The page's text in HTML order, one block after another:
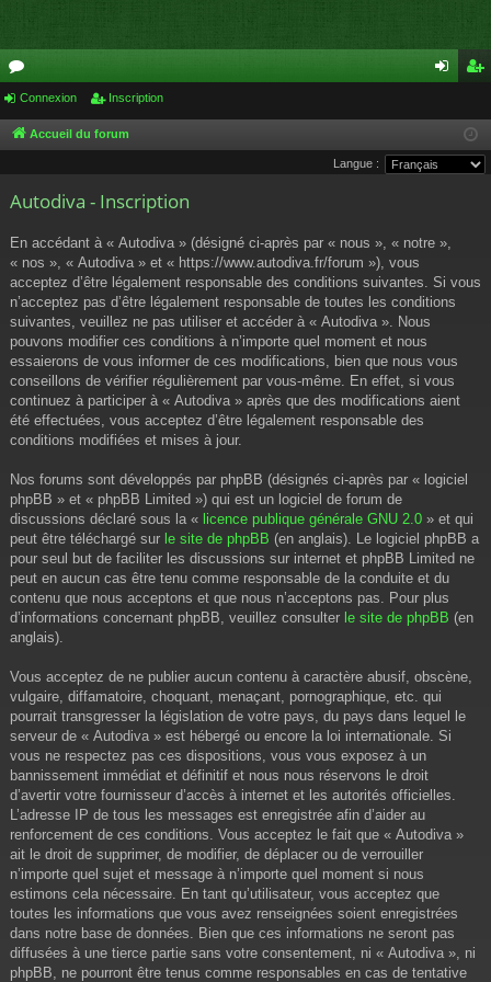
or
u
s
cri
pti
Connexion Inscription
Accueil du forum
Langue :
Autodiva - Inscription
En accédant à « Autodiva » (désigné ci-après par « nous », « notre »,
« nos », « Autodiva » et « https://www.autodiva.fr/forum »), vous
acceptez d’être légalement responsable des conditions suivantes. Si vous
n’acceptez pas d’être légalement responsable de toutes les conditions
suivantes, veuillez ne pas utiliser et accéder à « Autodiva ». Nous
pouvons modifier ces conditions à n’importe quel moment et nous
essaierons de vous informer de ces modifications, bien que nous vous
conseillons de vérifier régulièrement par vous-même. En effet, si vous
continuez à participer à « Autodiva » après que des modifications aient
été effectuées, vous acceptez d’être légalement responsable des
conditions modifiées et mises à jour.
Nos forums sont développés par phpBB (désignés ci-après par « logiciel
phpBB » et « phpBB Limited ») qui est un logiciel de forum de
discussions déclaré sous la « licence publique générale GNU 2.0 » et qui
peut être téléchargé sur le site de phpBB (en anglais). Le logiciel phpBB a
pour seul but de faciliter les discussions sur internet et phpBB Limited ne
peut en aucun cas être tenu comme responsable de la conduite et du
contenu que nous acceptons et que nous n’acceptons pas. Pour plus
d’informations concernant phpBB, veuillez consulter le site de phpBB (en
anglais).
Vous acceptez de ne publier aucun contenu à caractère abusif, obscène,
vulgaire, diffamatoire, choquant, menaçant, pornographique, etc. qui
pourrait transgresser la législation de votre pays, du pays dans lequel le
serveur de « Autodiva » est hébergé ou encore la loi internationale. Si
vous ne respectez pas ces dispositions, vous vous exposez à un
bannissement immédiat et définitif et nous nous réservons le droit
d’avertir votre fournisseur d’accès à internet et les autorités officielles.
L’adresse IP de tous les messages est enregistrée afin d’aider au
renforcement de ces conditions. Vous acceptez le fait que « Autodiva »
ait le droit de supprimer, de modifier, de déplacer ou de verrouiller
n’importe quel sujet et message à n’importe quel moment si nous
estimons cela nécessaire. En tant qu’utilisateur, vous acceptez que
toutes les informations que vous avez renseignées soient enregistrées
dans notre base de données. Bien que ces informations ne seront pas
diffusées à une tierce partie sans votre consentement, ni « Autodiva », ni
phpBB, ne pourront être tenus comme responsables en cas de tentative